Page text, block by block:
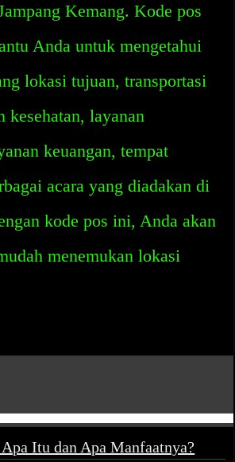
Kemang. Kode pos
Anda untuk mengetahui
lokasi tujuan, transportasi
kesehatan, layanan
keuangan, tempat
acara yang diadakan di
kode pos ini, Anda akan
menemukan lokasi
Itu dan Apa Manfaatnya?